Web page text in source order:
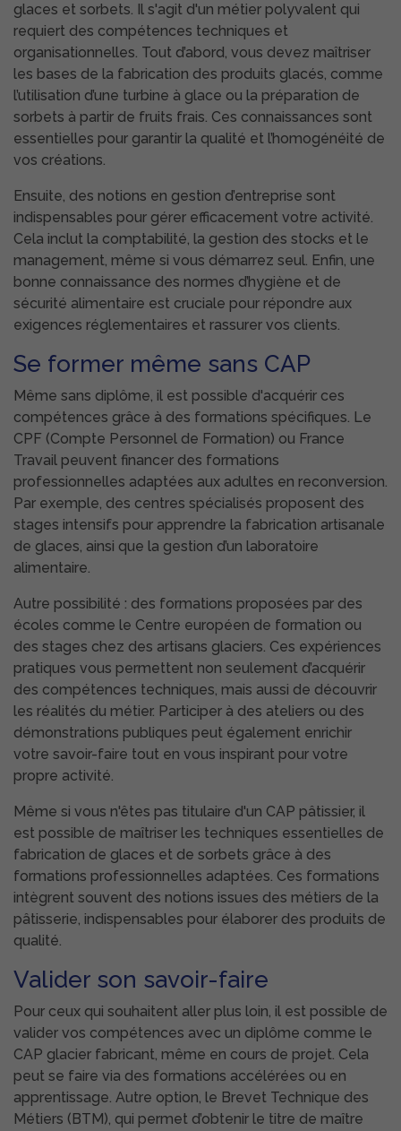
glaces et sorbets. Il s'agit d'un métier polyvalent qui
requiert des compétences techniques et
organisationnelles. Tout d’abord, vous devez maîtriser
les bases de la fabrication des produits glacés, comme
l’utilisation d’une turbine à glace ou la préparation de
sorbets à partir de fruits frais. Ces connaissances sont
essentielles pour garantir la qualité et l’homogénéité de
vos créations.
Ensuite, des notions en gestion d’entreprise sont
indispensables pour gérer efficacement votre activité.
Cela inclut la comptabilité, la gestion des stocks et le
management, même si vous démarrez seul. Enfin, une
bonne connaissance des normes d’hygiène et de
sécurité alimentaire est cruciale pour répondre aux
exigences réglementaires et rassurer vos clients.
Se former même sans CAP
Même sans diplôme, il est possible d'acquérir ces
compétences grâce à des formations spécifiques. Le
CPF (Compte Personnel de Formation) ou France
Travail peuvent financer des formations
professionnelles adaptées aux adultes en reconversion.
Par exemple, des centres spécialisés proposent des
stages intensifs pour apprendre la fabrication artisanale
de glaces, ainsi que la gestion d’un laboratoire
alimentaire.
Autre possibilité : des formations proposées par des
écoles comme le Centre européen de formation ou
des stages chez des artisans glaciers. Ces expériences
pratiques vous permettent non seulement d’acquérir
des compétences techniques, mais aussi de découvrir
les réalités du métier. Participer à des ateliers ou des
démonstrations publiques peut également enrichir
votre savoir-faire tout en vous inspirant pour votre
propre activité.
Même si vous n'êtes pas titulaire d'un CAP pâtissier, il
est possible de maîtriser les techniques essentielles de
fabrication de glaces et de sorbets grâce à des
formations professionnelles adaptées. Ces formations
intègrent souvent des notions issues des métiers de la
pâtisserie, indispensables pour élaborer des produits de
qualité.
Valider son savoir-faire
Pour ceux qui souhaitent aller plus loin, il est possible de
valider vos compétences avec un diplôme comme le
CAP glacier fabricant, même en cours de projet. Cela
peut se faire via des formations accélérées ou en
apprentissage. Autre option, le Brevet Technique des
Métiers (BTM), qui permet d’obtenir le titre de maître